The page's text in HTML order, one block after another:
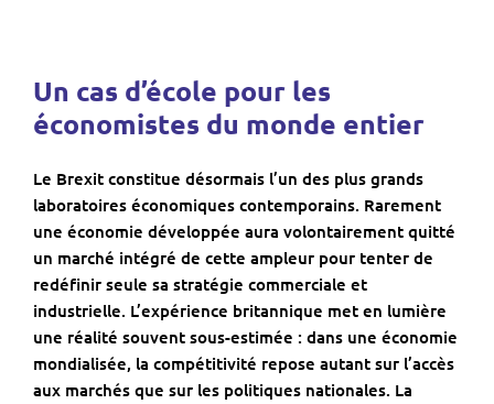
Un cas d’école pour les
économistes du monde entier
Le Brexit constitue désormais l’un des plus grands
laboratoires économiques contemporains. Rarement
une économie développée aura volontairement quitté
un marché intégré de cette ampleur pour tenter de
redéfinir seule sa stratégie commerciale et
industrielle. L’expérience britannique met en lumière
une réalité souvent sous-estimée : dans une économie
mondialisée, la compétitivité repose autant sur l’accès
aux marchés que sur les politiques nationales. La